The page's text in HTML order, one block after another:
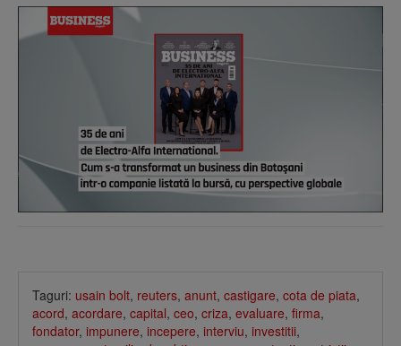
Taguri: usain bolt, reuters, anunt, castigare, cota de piata,
acord, acordare, capital, ceo, criza, evaluare, firma,
fondator, impunere, incepere, interviu, investitii,